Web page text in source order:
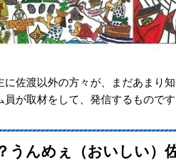
に佐渡以外の方々が、まだあまり
が取材をして、発信するもので
うんめぇ（おいしい）